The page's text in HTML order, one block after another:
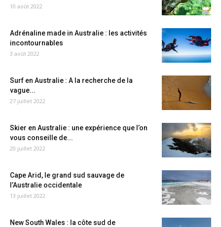
10 août 2022
Adrénaline made in Australie : les activités
incontournables
3 août 2022
Surf en Australie : A la recherche de la
vague...
27 juillet 2022
Skier en Australie : une expérience que l’on
vous conseille de...
20 juillet 2022
Cape Arid, le grand sud sauvage de
l’Australie occidentale
13 juillet 2022
New South Wales : la côte sud de